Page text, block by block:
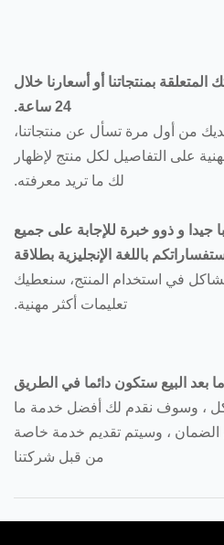
بمنتجاتنا أو أسعارنا خلال
24 ساعة.
من أول مرة تسأل عن منتجاتنا،
على التفاصيل لكل منتج لإظهار
لك ما تريد معرفته.
جيدا و ذوو خبرة للإجابة على جميع
باللغة الإنجليزية بطلاقة
في استخدام المنتج، سنعطيك
تعليمات أكثر مهنية.
، وسوف نقدم لك أفضل خدمة ما
الضمان ، وسيتم تقديم خدمة خاصة
من قبل شركتنا